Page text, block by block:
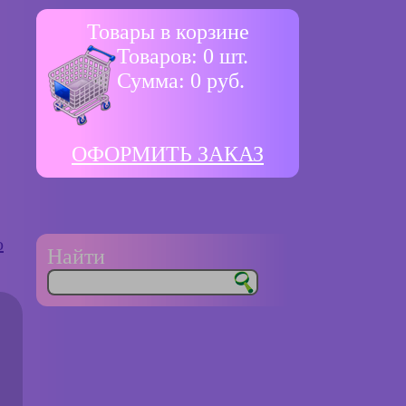
Найти
Товары в корзине
Товаров: 0 шт.
Сумма: 0 руб.
ОФОРМИТЬ ЗАКАЗ